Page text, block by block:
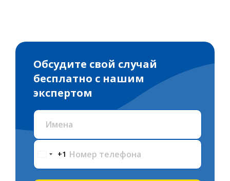
Обсудите свой случай
бесплатно с нашим
экспертом
Имена
Номер телефона
+1